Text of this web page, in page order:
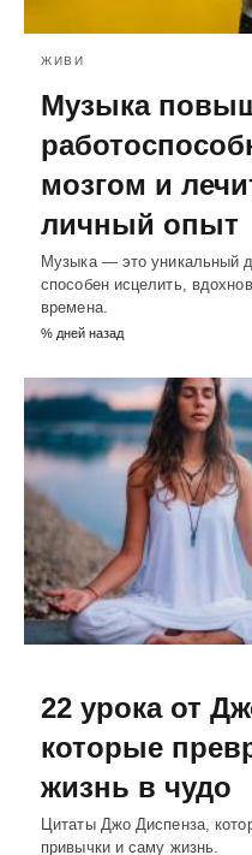
ЖИВИ
Музыка
мозгом и
личный опыт
Музыка — это уникальный
способен исцелить,
времена.
% дней назад
22 урока от
которые
жизнь в чудо
Цитаты Джо Диспенза,
привычки и саму жизнь.